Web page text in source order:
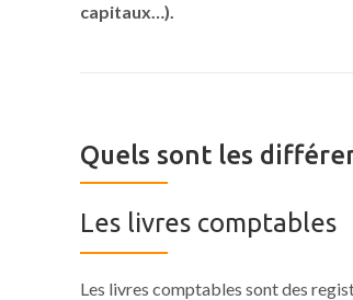
capitaux…).
Quels sont les
Les livres comptables
Les livres comptables sont des